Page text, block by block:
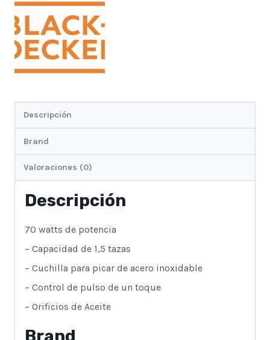
Descripción
Brand
Valoraciones (0)
Descripción
70 watts de potencia
– Capacidad de 1,5 tazas
– Cuchilla para picar de acero inoxidable
– Control de pulso de un toque
– Orificios de Aceite